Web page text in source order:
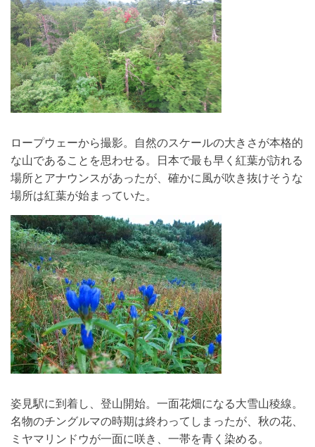
ロープウェーから撮影。自然のスケールの大きさが本格的
な山であることを思わせる。日本で最も早く紅葉が訪れる
場所とアナウンスがあったが、確かに風が吹き抜けそうな
場所は紅葉が始まっていた。
姿見駅に到着し、登山開始。一面花畑になる大雪山稜線。
名物のチングルマの時期は終わってしまったが、秋の花、
ミヤマリンドウが一面に咲き、一帯を青く染める。